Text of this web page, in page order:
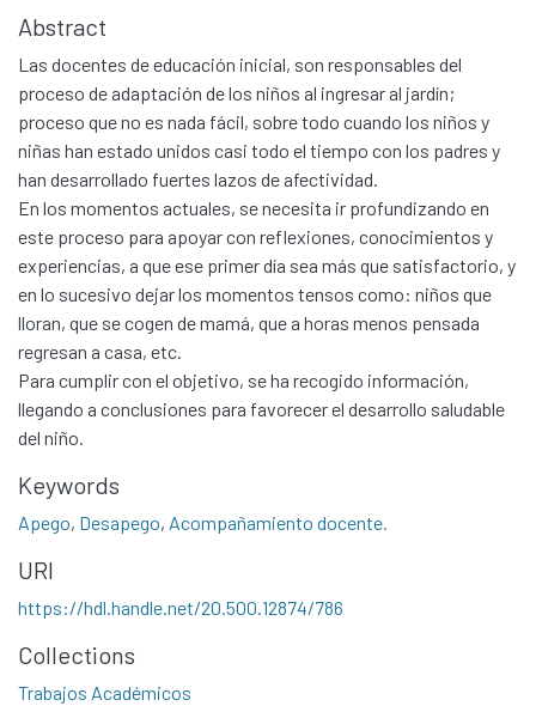
Communities & Collections
Abstract
Las docentes de educación inicial, son responsables del
proceso de adaptación de los niños al ingresar al jardín;
proceso que no es nada fácil, sobre todo cuando los niños y
niñas han estado unidos casi todo el tiempo con los padres y
han desarrollado fuertes lazos de afectividad.
En los momentos actuales, se necesita ir profundizando en
este proceso para apoyar con reflexiones, conocimientos y
experiencias, a que ese primer día sea más que satisfactorio, y
en lo sucesivo dejar los momentos tensos como: niños que
lloran, que se cogen de mamá, que a horas menos pensada
regresan a casa, etc.
Para cumplir con el objetivo, se ha recogido información,
llegando a conclusiones para favorecer el desarrollo saludable
del niño.
Keywords
Apego, Desapego, Acompañamiento docente.
URI
https://hdl.handle.net/20.500.12874/786
Collections
Trabajos Académicos